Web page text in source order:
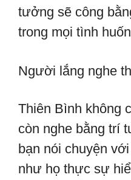
tưởng sẽ công
trong mọi tình
Người lắng nghe
Thiên Bình không
còn nghe bằng trí
bạn nói chuyện
như họ thực sự